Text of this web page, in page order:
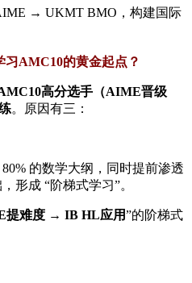
→ UKMT BMO，构建国际
习AMC10的黄金起点？
高分选手（AIME晋级
。原因有三：
的数学大纲，同时提前渗透
形成 “阶梯式学习”。
提难度 → IB HL应用”的阶梯式